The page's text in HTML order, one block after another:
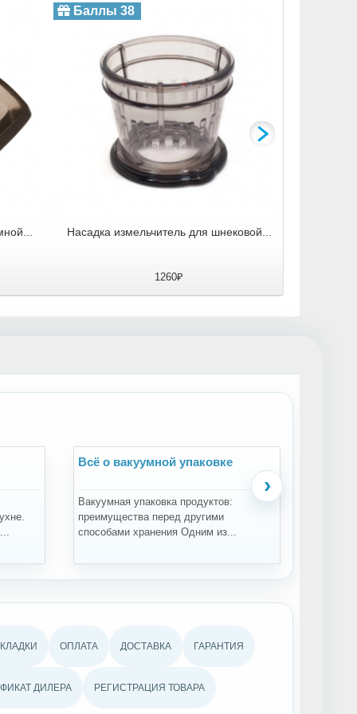
Насадка измельчитель для шнековой...
1260₽
Баллы 38
›
Всё о вакуумной упаковке
Вакуумная упаковка продуктов:
преимущества перед другими
способами хранения Одним из...
ОПЛАТА ДОСТАВКА ГАРАНТИЯ
ДИЛЕРА РЕГИСТРАЦИЯ ТОВАРА